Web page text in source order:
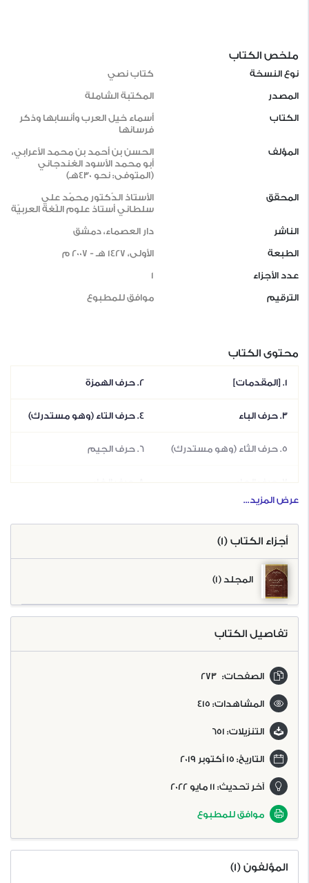
ملخص الكتاب
نوع النسخة كتاب نصي
المصدر المكتبة الشاملة
الكتاب
أسماء خيل العرب وأنسابها وذكر
فرسانها
المؤلف
الحسن بن أحمد بن محمد الأعرابي،
أبو محمد الأسود الغندجاني
(المتوفى: نحو 430هـ)
المحقق
الأستاذ الدّكتور محمّد علي
سلطاني أستاذ علوم اللّغة العربيّة
الناشر دار العصماء، دمشق
الطبعة الأولى، 1427 هـ‍ - 2007 م
عدد الأجزاء 1
الترقيم موافق للمطبوع
محتوى الكتاب
1. [المقدمات] 2. حرف الهمزة
3. حرف الباء 4. حرف التاء (وهو مستدرك)
5. حرف الثاء (وهو مستدرك) 6. حرف الجيم
11. حرف الراء
13. حرف السين
15. حرف الصاد 16. حرف الضاد
19. حرف العين
21. حرف الفاء
23. حرف الكاف
25. حرف الميم
27. حرف الواو
عرض المزيد...
أجزاء الكتاب (1)
أسماء
العرب
وأنسابها
المجلد (1)
تفاصيل الكتاب
الصفحات: 273
المشاهدات: 415
التنزيلات: 651
التاريخ: 15 أكتوبر 2019
آخر تحديث: 11 مايو 2022
موافق للمطبوع
المؤلفون (1)